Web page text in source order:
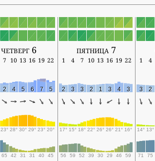
четверг 6 пятница 7
7 10 13 16 19 22 1 4 7 10 13 16 19 22 1 4
2 4 5 6 7 5 2 3 3 2 1 3 4 3 3 2
23° 28° 30° 29° 23° 20° 17° 15° 18° 22° 26° 26° 21° 16° 14° 13°
65 42 31 31 40 45 56 59 52 39 30 29 46 59 71 75